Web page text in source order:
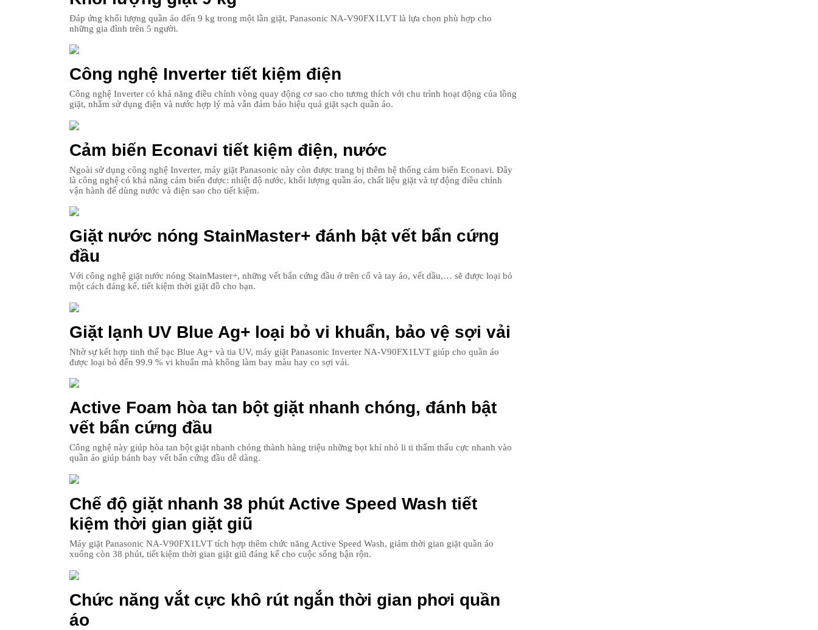
Đáp ứng khối lượng quần áo đến 9 kg trong một lần giặt, Panasonic NA-V90FX1LVT là lựa chọn phù hợp cho
những gia đình trên 5 người.
Công nghệ Inverter tiết kiệm điện
Công nghệ Inverter có khả năng điều chỉnh vòng quay động cơ sao cho tương thích với chu trình hoạt động của lồng
giặt, nhằm sử dụng điện và nước hợp lý mà vẫn đảm bảo hiệu quả giặt sạch quần áo.
Cảm biến Econavi tiết kiệm điện, nước
Ngoài sử dụng công nghệ Inverter, máy giặt Panasonic này còn được trang bị thêm hệ thống cảm biến Econavi. Đây
là công nghệ có khả năng cảm biến được: nhiệt độ nước, khối lượng quần áo, chất liệu giặt và tự động điều chỉnh
vận hành để dùng nước và điện sao cho tiết kiệm.
Giặt nước nóng StainMaster+ đánh bật vết bẩn cứng
đầu
Với công nghệ giặt nước nóng StainMaster+, những vết bẩn cứng đầu ở trên cổ và tay áo, vết dầu,… sẽ được loại bỏ
một cách đáng kể, tiết kiệm thời giặt đồ cho bạn.
Giặt lạnh UV Blue Ag+ loại bỏ vi khuẩn, bảo vệ sợi vải
Nhờ sự kết hợp tinh thể bạc Blue Ag+ và tia UV, máy giặt Panasonic Inverter NA-V90FX1LVT giúp cho quần áo
được loại bỏ đến 99.9 % vi khuẩn mà không làm bay màu hay co sợi vải.
Active Foam hòa tan bột giặt nhanh chóng, đánh bật
vết bẩn cứng đầu
Công nghệ này giúp hòa tan bột giặt nhanh chóng thành hàng triệu những bọt khí nhỏ li ti thẩm thấu cực nhanh vào
quần áo giúp bánh bay vết bẩn cứng đầu dễ dàng.
Chế độ giặt nhanh 38 phút Active Speed Wash tiết
kiệm thời gian giặt giũ
Máy giặt Panasonic NA-V90FX1LVT tích hợp thêm chức năng Active Speed Wash, giảm thời gian giặt quần áo
xuống còn 38 phút, tiết kiệm thời gian giặt giũ đáng kể cho cuộc sống bận rộn.
Chức năng vắt cực khô rút ngắn thời gian phơi quần
áo